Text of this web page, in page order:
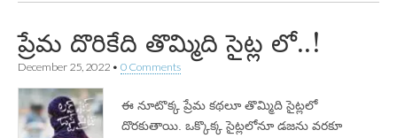
ప్రేమ దొరికేది తొమ్మిది సైట్ల లో..!
December 25, 2022 • 0 Comments
ఈ నూటొక్క ప్రేమ కథలూ తొమ్మిది సైట్లలో
దొరకుతాయి. ఒక్కొక్క సైట్లలోనూ డజను వరకూ